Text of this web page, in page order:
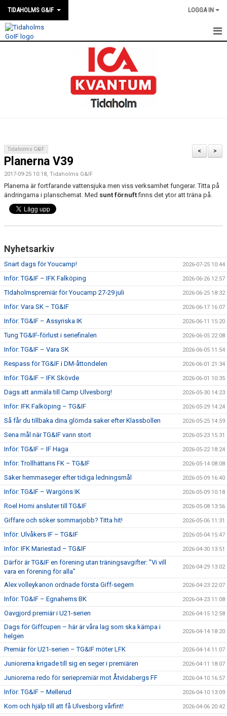
TIDAHOLMS G&IF LOGGA IN
FÖRENINGEN
SOUVENIRER
GAMLA GIFFS TORSDAGSTRÄFFAR
MATCHER
CUPER ARBETSBESKRIVNING
>
<
Tidaholms G&IF
Planerna V39
2017-09-25 10:18, Tidaholms G&IF
Planerna är fortfarande vattensjuka men viss verksamhet fungerar. Titta på
ändringarna i planschemat. Med sunt förnuftfinns det ytor att träna på.
Nyhetsarkiv
Snart dags för Youcamp! 2026-07-25 10:44
Inför: TG&IF – IFK Falköping 2026-06-26 12:57
TIdaholmspremiär för Youcamp 27-29 juli 2026-06-25 18:32
Inför: Vara SK – TG&IF 2026-06-17 16:07
Inför: TG&IF – Assyriska IK 2026-06-11 15:20
Tung TG&IF-förlust i seriefinalen 2026-06-05 22:08
Inför: TG&IF – Vara SK 2026-06-05 11:54
Respass för TG&IF i DM-åttondelen 2026-06-01 21:34
Inför: TG&IF – IFK Skövde 2026-06-01 10:35
Dags att anmäla till Camp Ulvesborg! 2026-05-30 14:23
Inför: IFK Falköping – TG&IF 2026-05-29 14:24
Så får du tillbaka dina glömda saker efter Klassbollen 2026-05-25 14:59
Sena mål när TG&IF vann stort 2026-05-23 15:31
Inför: TG&IF – IF Haga 2026-05-22 18:24
Inför: Trollhättans FK – TG&IF 2026-05-14 08:08
Säker hemmaseger efter tidiga ledningsmål 2026-05-09 16:40
Inför: TG&IF – Wargöns IK 2026-05-09 10:18
Roel Homi ansluter till TG&IF 2026-05-08 13:56
Giffare och söker sommarjobb? Titta hit! 2026-05-06 11:31
Inför: Ulvåkers IF – TG&IF 2026-05-04 15:47
Inför: IFK Mariestad – TG&IF 2026-04-30 13:51
Därför är TG&IF en förening utan träningsavgifter: ”Vi vill
vara en förening för alla”
2026-04-29 13:02
Alex volleykanon ordnade första Giff-segern 2026-04-23 22:07
Inför: TG&IF – Egnahems BK 2026-04-23 11:08
Oavgjord premiär i U21-serien 2026-04-15 12:58
Dags för Giffcupen – här är våra lag som ska kämpa i
helgen
2026-04-14 18:20
Premiär för U21-serien – TG&IF möter LFK 2026-04-14 11:07
Juniorerna krigade till sig en seger i premiären 2026-04-11 18:07
Juniorerna redo för seriepremiär mot Åtvidabergs FF 2026-04-10 16:57
Inför: TG&IF – Mellerud 2026-04-10 13:09
Kom och hjälp till att få Ulvesborg vårfint! 2026-04-06 20:42